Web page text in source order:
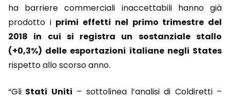
ha barriere commerciali inaccettabili hanno già
prodotto i primi effetti nel primo trimestre del
2018 in cui si registra un sostanziale stallo
(+0,3%) delle esportazioni italiane negli States
rispetto allo scorso anno.
“Gli Stati Uniti – sottolinea l’analisi di Coldiretti –